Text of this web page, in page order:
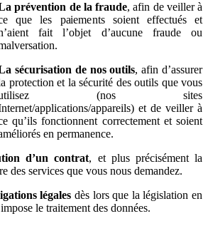
prévention de la fraude, afin de veiller à
que les paiements soient effectués et
fait l’objet d’aucune fraude ou
sécurisation de nos outils, afin d’assurer
protection et la sécurité des outils que vous
(nos sites
applications/appareils) et de veiller à
qu’ils fonctionnent correctement et soient
en permanence.
d’un contrat, et plus précisément la
des services que vous nous demandez.
légales dès lors que la législation en
le traitement des données.